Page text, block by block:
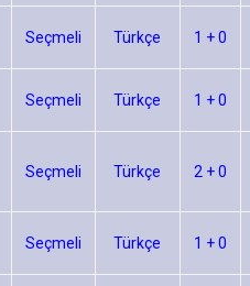
Seçmeli Türkçe 1 + 0
Seçmeli Türkçe 1 + 0
Seçmeli Türkçe 2 + 0
Seçmeli Türkçe 1 + 0